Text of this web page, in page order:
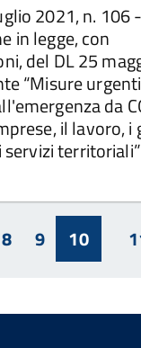
2021, n. 106 -
in legge, con
del DL 25
“Misure urgenti
da
il lavoro, i
servizi territoriali”
8 9 10